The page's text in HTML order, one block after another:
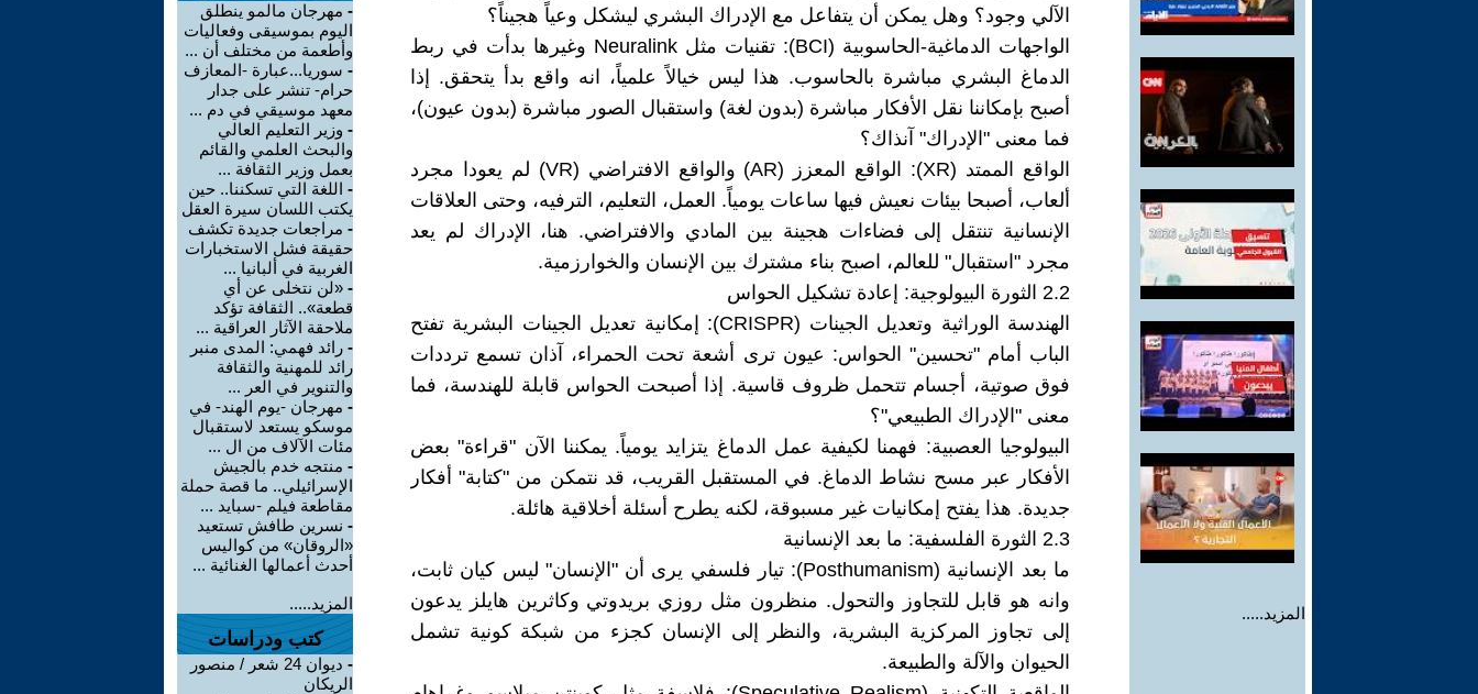
المزيد.....
الآلي وجود؟ وهل يمكن أن يتفاعل مع الإدراك البشري ليشكل وعياً هجيناً؟
الواجهات الدماغية-الحاسوبية (BCI): تقنيات مثل Neuralink وغيرها بدأت في ربط
الدماغ البشري مباشرة بالحاسوب. هذا ليس خيالاً علمياً، انه واقع بدأ يتحقق. إذا
أصبح بإمكاننا نقل الأفكار مباشرة (بدون لغة) واستقبال الصور مباشرة (بدون عيون)،
فما معنى "الإدراك" آنذاك؟
الواقع الممتد (XR): الواقع المعزز (AR) والواقع الافتراضي (VR) لم يعودا مجرد
ألعاب، أصبحا بيئات نعيش فيها ساعات يومياً. العمل، التعليم، الترفيه، وحتى العلاقات
الإنسانية تنتقل إلى فضاءات هجينة بين المادي والافتراضي. هنا، الإدراك لم يعد
مجرد "استقبال" للعالم، اصبح بناء مشترك بين الإنسان والخوارزمية.
2.2 الثورة البيولوجية: إعادة تشكيل الحواس
الهندسة الوراثية وتعديل الجينات (CRISPR): إمكانية تعديل الجينات البشرية تفتح
الباب أمام "تحسين" الحواس: عيون ترى أشعة تحت الحمراء، آذان تسمع ترددات
فوق صوتية، أجسام تتحمل ظروف قاسية. إذا أصبحت الحواس قابلة للهندسة، فما
معنى "الإدراك الطبيعي"؟
البيولوجيا العصبية: فهمنا لكيفية عمل الدماغ يتزايد يومياً. يمكننا الآن "قراءة" بعض
الأفكار عبر مسح نشاط الدماغ. في المستقبل القريب، قد نتمكن من "كتابة" أفكار
جديدة. هذا يفتح إمكانيات غير مسبوقة، لكنه يطرح أسئلة أخلاقية هائلة.
2.3 الثورة الفلسفية: ما بعد الإنسانية
ما بعد الإنسانية (Posthumanism): تيار فلسفي يرى أن "الإنسان" ليس كيان ثابت،
وانه هو قابل للتجاوز والتحول. منظرون مثل روزي بريدوتي وكاثرين هايلز يدعون
إلى تجاوز المركزية البشرية، والنظر إلى الإنسان كجزء من شبكة كونية تشمل
الحيوان والآلة والطبيعة.
- مهرجان مالمو ينطلق
اليوم بموسيقى وفعاليات
وأطعمة من مختلف أن ...
- سوريا...عبارة -المعازف
حرام- تنشر على جدار
معهد موسيقي في دم ...
- وزير التعليم العالي
والبحث العلمي والقائم
بعمل وزير الثقافة ...
- اللغة التي تسكننا.. حين
يكتب اللسان سيرة العقل
- مراجعات جديدة تكشف
حقيقة فشل الاستخبارات
الغربية في ألبانيا ...
- «لن نتخلى عن أي
قطعة».. الثقافة تؤكد
ملاحقة الآثار العراقية ...
- رائد فهمي: المدى منبر
رائد للمهنية والثقافة
والتنوير في العر ...
- مهرجان -يوم الهند- في
موسكو يستعد لاستقبال
مئات الآلاف من ال ...
- منتجه خدم بالجيش
الإسرائيلي.. ما قصة حملة
مقاطعة فيلم -سبايد ...
- نسرين طافش تستعيد
«الروقان» من كواليس
أحدث أعمالها الغنائية ...
المزيد.....
كتب ودراسات
-
ديوان 24 شعر / منصور
الريكان